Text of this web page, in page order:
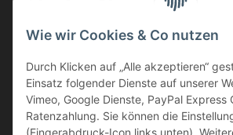
und Arbeitsschutz.
Wir führen eine große Auswahl an qualitativ
Sicherheitsschuhen. Unter anderem
GEAR
oder auch GIASCO.
Wie wir Cookies & Co nutzen
Durch Klicken auf „Alle akzeptieren“
Einsatz folgender Dienste auf unserer
Vimeo, Google Dienste, PayPal Express
Ratenzahlung. Sie können die